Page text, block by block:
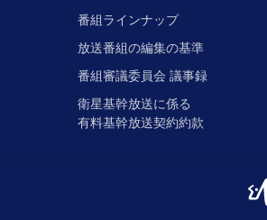
番組ラインナップ
放送番組の編集の基準
番組審議委員会 議事録
衛星基幹放送に係る
有料基幹放送契約約款